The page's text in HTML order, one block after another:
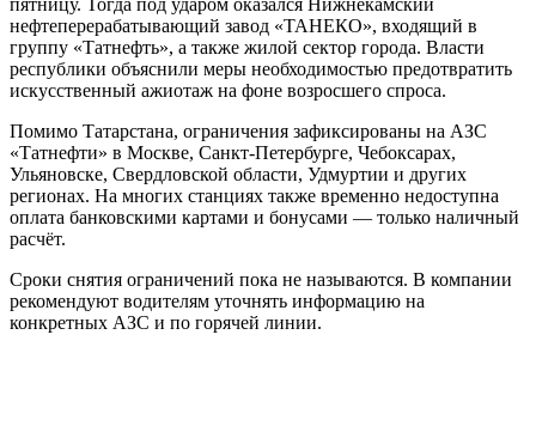
нефтеперерабатывающий завод «ТАНЕКО», входящий в
группу «Татнефть», а также жилой сектор города. Власти
республики объяснили меры необходимостью предотвратить
искусственный ажиотаж на фоне возросшего спроса.
Помимо Татарстана, ограничения зафиксированы на АЗС
«Татнефти» в Москве, Санкт-Петербурге, Чебоксарах,
Ульяновске, Свердловской области, Удмуртии и других
регионах. На многих станциях также временно недоступна
оплата банковскими картами и бонусами — только наличный
расчёт.
Сроки снятия ограничений пока не называются. В компании
рекомендуют водителям уточнять информацию на
конкретных АЗС и по горячей линии.